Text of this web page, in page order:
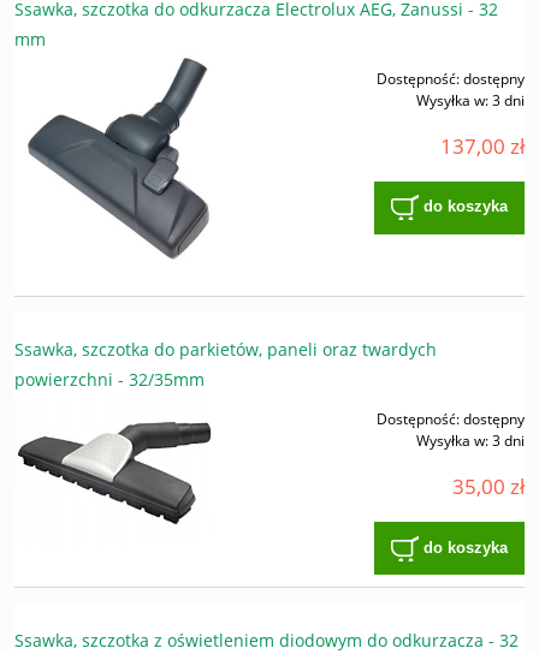
Ssawka, szczotka do odkurzacza Electrolux AEG, Zanussi - 32
mm
Dostępność:dostępny
Wysyłka w:3 dni
137,00 zł
do koszyka
Ssawka, szczotka do parkietów, paneli oraz twardych
powierzchni - 32/35mm
Dostępność:dostępny
Wysyłka w:3 dni
35,00 zł
do koszyka
Ssawka, szczotka z oświetleniem diodowym do odkurzacza - 32